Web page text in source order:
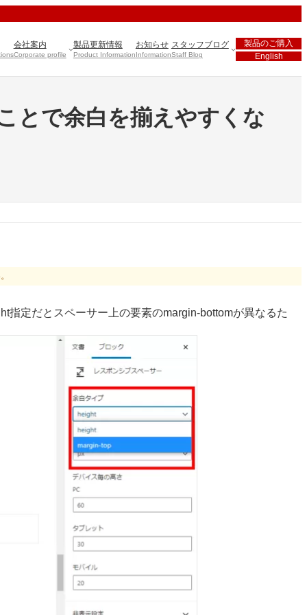
会社案内
Corporate profile
製品更新情報
Product Information
お知らせ
Information
スタッフブログ
Staff Blog
製品のご購入
English
とで余白を揃えやすくな
定だとスペーサー上の要素のmargin-bottomが異なるた